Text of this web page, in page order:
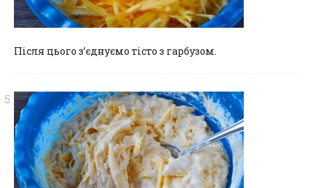
Після цього з’єднуємо тісто з гарбузом.